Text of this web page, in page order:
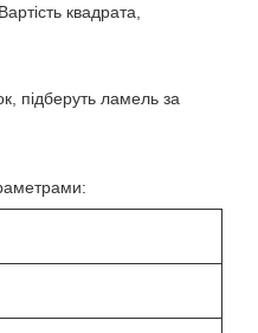
квадрата,
підберуть ламель за